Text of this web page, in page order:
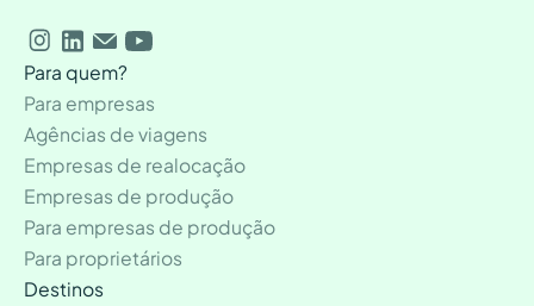
Para quem?
Para empresas
Agências de viagens
Empresas de realocação
Empresas de produção
Para empresas de produção
Para proprietários
Destinos